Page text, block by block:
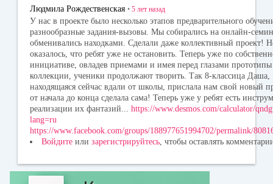
Людмила Рождественская • 5 лет назад
У нас в проекте было несколько этапов предварительного
разнообразные задания-вызовы. Мы собирались на онлайн-
обменивались находками. Сделали даже коллективный проект!
оказалось, что ребят уже не остановить. Теперь уже по
инициативе, овладев приемами и имея перед глазами
коллекции, ученики продолжают творить. Так 8-классица Даша,
находящаяся сейчас вдали от школы, прислала нам свой новый
от начала до конца сделала сама! Теперь уже у ребят есть
реализации их фантазий... https://www.desmos.com/calculator/
lang=ru
https://www.facebook.com/groups/188977651994702/permalink/
Войдите или зарегистрируйтесь, чтобы оставлять